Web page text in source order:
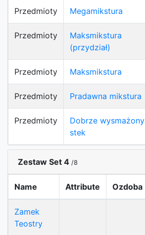
Przedmioty Megamikstura
Przedmioty
Maksmikstura
(przydział)
Przedmioty Maksmikstura
Przedmioty Pradawna mikstura
Przedmioty
Dobrze wysmażony
stek
Zestaw Set 4 /8
Name Attribute Ozdoba
Zamek
Teostry